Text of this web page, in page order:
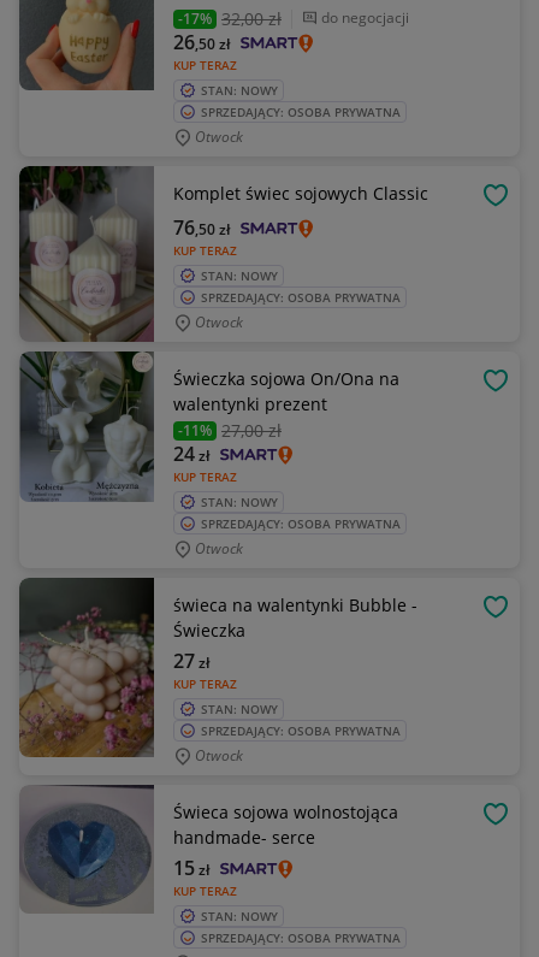
-17% 32,00 zł do negocjacji
KUP TERAZ
26,50zł
STAN: NOWY
SPRZEDAJĄCY: OSOBA PRYWATNA
Otwock
Komplet świec sojowych Classic
KUP TERAZ
76,50zł
STAN: NOWY
SPRZEDAJĄCY: OSOBA PRYWATNA
Otwock
Świeczka sojowa On/Ona na
walentynki prezent
-11% 27,00 zł
KUP TERAZ
24zł
STAN: NOWY
SPRZEDAJĄCY: OSOBA PRYWATNA
Otwock
świeca na walentynki Bubble -
Świeczka
KUP TERAZ
27zł
STAN: NOWY
SPRZEDAJĄCY: OSOBA PRYWATNA
Otwock
Świeca sojowa wolnostojąca
handmade- serce
KUP TERAZ
15zł
STAN: NOWY
SPRZEDAJĄCY: OSOBA PRYWATNA